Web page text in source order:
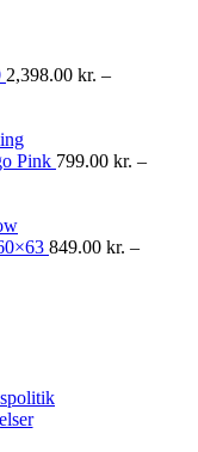
2,398.00 kr. –
Pink 799.00 kr. –
849.00 kr. –